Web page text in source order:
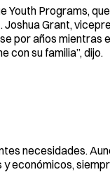
Youth Programs,
Grant,
por años
con su familia”, dijo.
necesidades.
económicos,